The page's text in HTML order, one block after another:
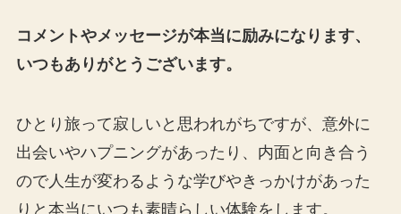
コメントやメッセージが本当に励みになります、
いつもありがとうございます。
ひとり旅って寂しいと思われがちですが、意外に
出会いやハプニングがあったり、内面と向き合う
ので人生が変わるような学びやきっかけがあった
りと本当にいつも素晴らしい体験をします。